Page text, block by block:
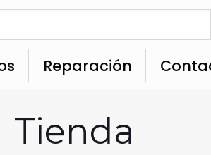
Reparación
Tienda